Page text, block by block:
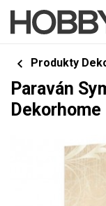
Produkty
Paraván
Dekorhome